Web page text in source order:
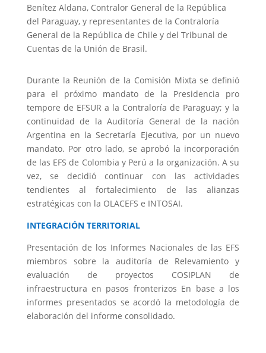
Benítez Aldana, Contralor General de la República
del Paraguay, y representantes de la Contraloría
General de la República de Chile y del Tribunal de
Cuentas de la Unión de Brasil.
Durante la Reunión de la Comisión Mixta se definió
para el próximo mandato de la Presidencia pro
tempore de EFSUR a la Contraloría de Paraguay; y la
continuidad de la Auditoría General de la nación
Argentina en la Secretaría Ejecutiva, por un nuevo
mandato. Por otro lado, se aprobó la incorporación
de las EFS de Colombia y Perú a la organización. A su
vez, se decidió continuar con las actividades
tendientes al fortalecimiento de las alianzas
estratégicas con la OLACEFS e INTOSAI.
INTEGRACIÓN TERRITORIAL
Presentación de los Informes Nacionales de las EFS
miembros sobre la auditoría de Relevamiento y
evaluación de proyectos COSIPLAN de
infraestructura en pasos fronterizos En base a los
informes presentados se acordó la metodología de
elaboración del informe consolidado.